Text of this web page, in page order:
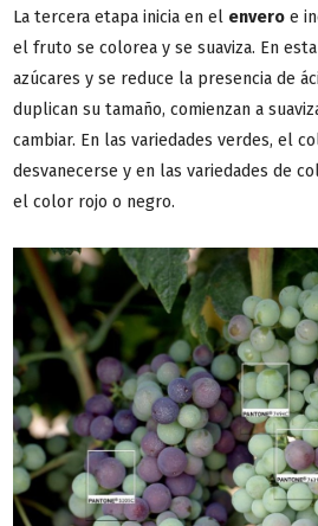
La tercera etapa inicia en el envero e
el fruto se colorea y se suaviza. En
azúcares y se reduce la presencia de
duplican su tamaño, comienzan a
cambiar. En las variedades verdes, el
desvanecerse y en las variedades de
el color rojo o negro.